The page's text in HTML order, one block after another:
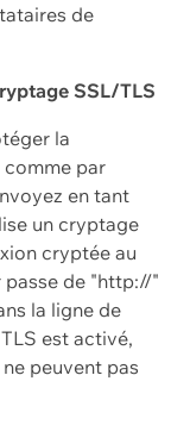
de
SSL/TLS
la
par
en tant
un cryptage
cryptée au
de "http://"
la ligne de
est activé,
peuvent pas